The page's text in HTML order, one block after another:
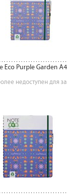
Eco Purple Garden
недоступен для